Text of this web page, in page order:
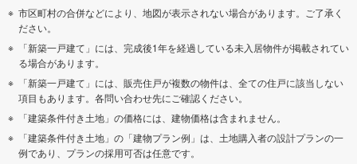
市区町村の合併などにより、地図が表示されない場合があります。ご了承く
ださい。
「新築一戸建て」には、完成後1年を経過している未入居物件が掲載されてい
る場合があります。
「新築一戸建て」には、販売住戸が複数の物件は、全ての住戸に該当しない
項目もあります。各問い合わせ先にご確認ください。
「建築条件付き土地」の価格には、建物価格は含まれません。
「建築条件付き土地」の「建物プラン例」は、土地購入者の設計プランの一
例であり、プランの採用可否は任意です。